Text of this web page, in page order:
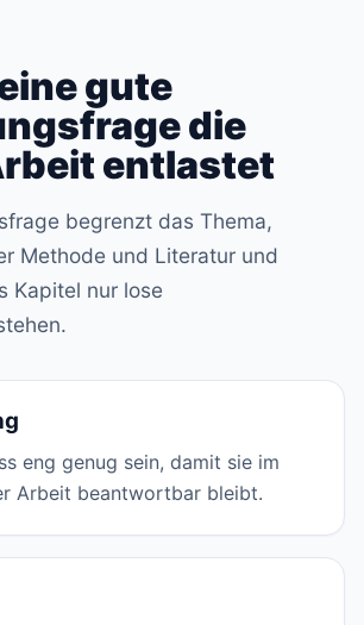
gute
die
entlastet
begrenzt das Thema,
Methode und Literatur und
Kapitel nur lose
eng genug sein, damit sie im
Arbeit beantwortbar bleibt.